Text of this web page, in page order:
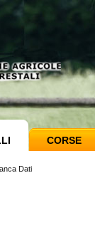
CORSE
Dati